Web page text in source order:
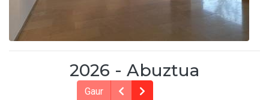
2026 - Abuztua
Gaur